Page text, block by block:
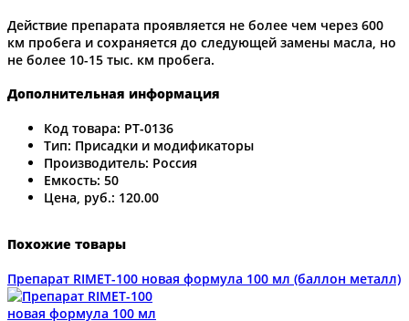
Действие препарата проявляется не более чем через 600
км пробега и сохраняется до следующей замены масла, но
не более 10-15 тыс. км пробега.
Дополнительная информация
Код товара: PT-0136
Тип: Присадки и модификаторы
Производитель: Россия
Емкость: 50
Цена, руб.: 120.00
Похожие товары
Препарат RIMET-100 новая формула 100 мл (баллон металл)